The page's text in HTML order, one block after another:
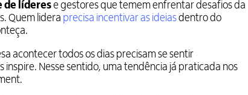
de líderese gestores que temem enfrentar desafios da
Quem lidera precisa incentivar as ideiasdentro do
acontecer todos os dias precisam se sentir
Nesse sentido, uma tendência já praticada nos